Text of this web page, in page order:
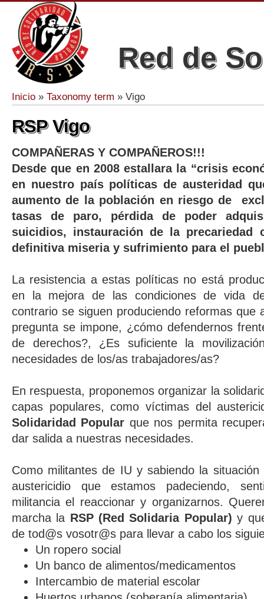
Red de
Se encuentra usted aquí
Inicio » Taxonomy term » Vigo
RSP Vigo
COMPAÑERAS Y COMPAÑEROS!!!
Desde que en 2008 estallara la “crisis
en nuestro país políticas de austeridad
aumento de la población en riesgo de
tasas de paro, pérdida de poder
suicidios, instauración de la
definitiva miseria y sufrimiento para el
La resistencia a estas políticas no está
en la mejora de las condiciones de vida
contrario se siguen produciendo reformas que
pregunta se impone, ¿cómo defendernos
de derechos?, ¿Es suficiente la
necesidades de los/as trabajadores/as?
En respuesta, proponemos organizar la
capas populares, como víctimas del
Solidaridad Popular que nos permita
dar salida a nuestras necesidades.
Como militantes de IU y sabiendo la
austericidio que estamos padeciendo,
militancia el reaccionar y organizarnos.
marcha la RSP (Red Solidaria Popular)y
de tod@s vosotr@s para llevar a cabo los
Un ropero social
Un banco de alimentos/medicamentos
Intercambio de material escolar